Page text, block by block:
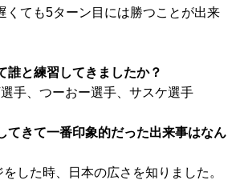
くても5ターン目には勝つことが出来
誰と練習してきましたか？
手、つーおー選手、サスケ選手
てきて一番印象的だった出来事はなん
した時、日本の広さを知りました。